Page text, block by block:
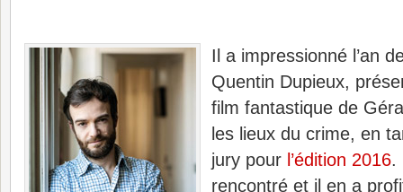
Il a impressionné l’an
Quentin Dupieux,
film fantastique de
les lieux du crime, en
jury pour l’édition 2016.
rencontré et il en a